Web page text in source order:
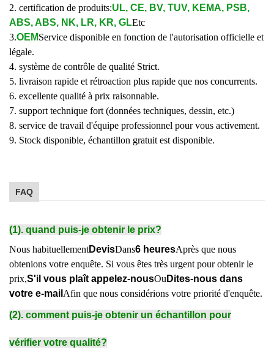
2. certification de produits:UL, CE, BV, TUV, KEMA, PSB,
ABS, ABS, NK, LR, KR, GLEtc
3.OEMService disponible en fonction de l'autorisation officielle et
légale.
4. système de contrôle de qualité Strict.
5. livraison rapide et rétroaction plus rapide que nos concurrents.
6. excellente qualité à prix raisonnable.
7. support technique fort (données techniques, dessin, etc.)
8. service de travail d'équipe professionnel pour vous activement.
9. Stock disponible, échantillon gratuit est disponible.
FAQ
(1). quand puis-je obtenir le prix?
Nous habituellementDevisDans6 heuresAprès que nous
obtenions votre enquête. Si vous êtes très urgent pour obtenir le
prix,S'il vous plaît appelez-nousOu Dites-nous dans
votre e-mail Afin que nous considérions votre priorité d'enquête.
(2). comment puis-je obtenir un échantillon pour
vérifier votre qualité?